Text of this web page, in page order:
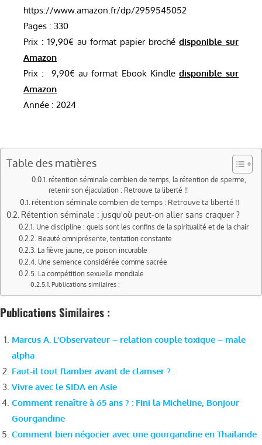
https://www.amazon.fr/dp/2959545052
Pages : 330
Prix : 19,90€ au format papier broché disponible sur
Amazon
Prix : 9,90€ au format Ebook Kindle disponible sur
Amazon
Année : 2024
Table des matières
rétention séminale combien de temps, la rétention de sperme,
retenir son éjaculation : Retrouve ta liberté !!
rétention séminale combien de temps : Retrouve ta liberté !!
Rétention séminale : jusqu'où peut-on aller sans craquer ?
Une discipline : quels sont les confins de la spiritualité et de la chair
Beauté omniprésente, tentation constante
La fièvre jaune, ce poison incurable
Une semence considérée comme sacrée
La compétition sexuelle mondiale
Publications similaires :
Publications Similaires :
Marcus A. L’Observateur – relation couple toxique – male
alpha
Faut-il tout flamber avant de clamser ?
Vivre avec le SIDA en Asie
Comment renaître à 65 ans ? : Fini la Micheline, Bonjour
Gourgandine
Comment bien négocier avec une gourgandine en Thailande